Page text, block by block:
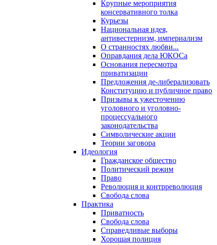
Крупные мероприятия
консервативного толка
Курьезы
Национальная идея,
антивестернизм, империализм
О странностях любви...
Оправдания дела ЮКОСа
Основания пересмотра
приватизации
Предложения де-либерализовать
Конституцию и публичное право
Призывы к ужесточению
уголовного и уголовно-
процессуального
законодательства
Символические акции
Теории заговора
Идеология
Гражданское общество
Политический режим
Право
Революция и контрреволюция
Свобода слова
Практика
Приватность
Свобода слова
Справедливые выборы
Хорошая полиция